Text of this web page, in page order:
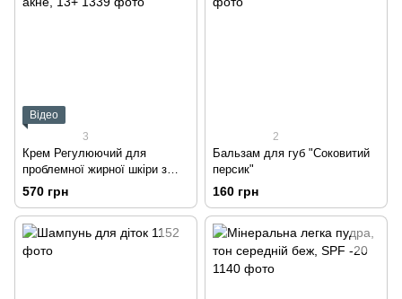
Відео
3
Крем Регулюючий для
проблемної жирної шкіри з
акне, 13+
570 грн
2
Бальзам для губ "Соковитий
персик"
160 грн